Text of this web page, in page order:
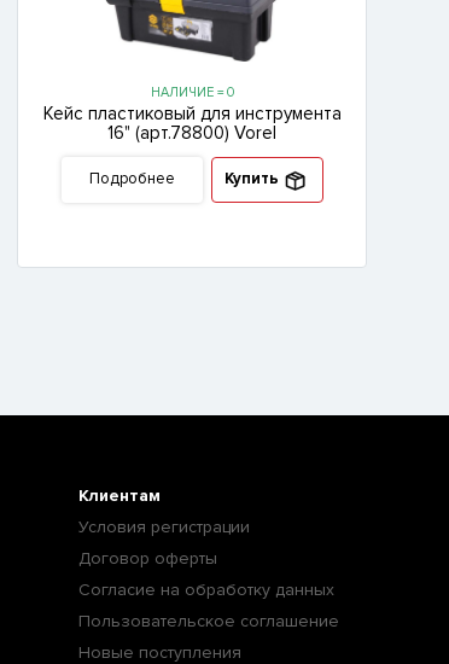
НАЛИЧИЕ = 0
Кейс пластиковый для инструмента
16" (арт.78800) Vorel
Подробнее Купить
Клиентам
Условия регистрации
Договор оферты
Согласие на обработку данных
Пользовательское соглашение
Новые поступления